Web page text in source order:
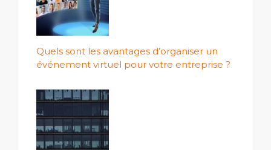
Quels sont les avantages d’organiser un
événement virtuel pour votre entreprise ?